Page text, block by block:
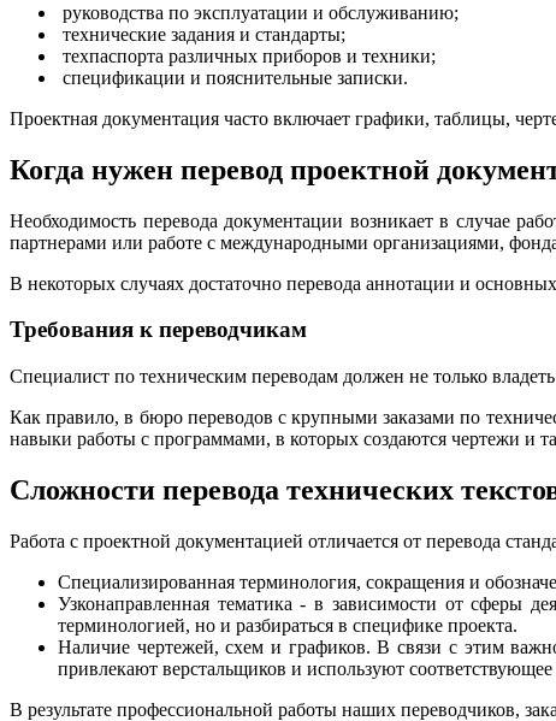
руководства по эксплуатации и обслуживанию;
технические задания и стандарты;
техпаспорта различных приборов и техники;
спецификации и пояснительные записки.
Проектная документация часто включает графики, таблицы,
Когда нужен перевод проектной
Необходимость перевода документации возникает в случае
партнерами или работе с международными организациями,
В некоторых случаях достаточно перевода аннотации и
Требования к переводчикам
Специалист по техническим переводам должен не только
Как правило, в бюро переводов с крупными заказами по
навыки работы с программами, в которых создаются чертежи и
Сложности перевода технических
Работа с проектной документацией отличается от перевода
Специализированная терминология, сокращения и
Узконаправленная тематика - в зависимости от сферы
терминологией, но и разбираться в специфике проекта.
Наличие чертежей, схем и графиков. В связи с этим
привлекают верстальщиков и используют
В результате профессиональной работы наших переводчиков,